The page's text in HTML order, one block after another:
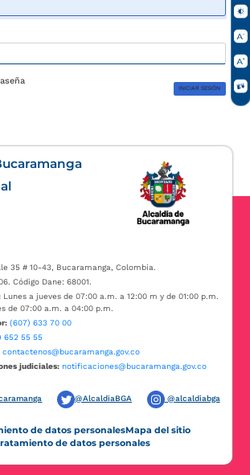
INICIAR SESIÓN
35 # 10-43, Bucaramanga, Colombia.
Código Dane: 68001.
Lunes a jueves de 07:00 a.m. a 12:00 m y de 01:00 p.m.
de 07:00 a.m. a 04:00 p.m.
(607) 633 70 00
652 55 55
contactenos@bucaramanga.gov.co
judiciales: notificaciones@bucaramanga.gov.co
@AlcaldiaBGA @alcaldiabga
de datos personalesMapa del sitio
de datos personales